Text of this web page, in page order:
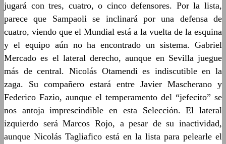
jugará con tres, cuatro, o cinco defensores. Por la lista,
parece que Sampaoli se inclinará por una defensa de
cuatro, viendo que el Mundial está a la vuelta de la esquina
y el equipo aún no ha encontrado un sistema. Gabriel
Mercado es el lateral derecho, aunque en Sevilla juegue
más de central. Nicolás Otamendi es indiscutible en la
zaga. Su compañero estará entre Javier Mascherano y
Federico Fazio, aunque el temperamento del “jefecito” se
nos antoja imprescindible en esta Selección. El lateral
izquierdo será Marcos Rojo, a pesar de su inactividad,
aunque Nicolás Tagliafico está en la lista para pelearle el